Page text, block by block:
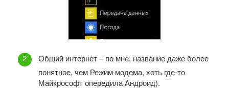
Общий интернет – по мне, название даже более
понятное, чем Режим модема, хоть где-то
Майкрософт опередила Андроид).